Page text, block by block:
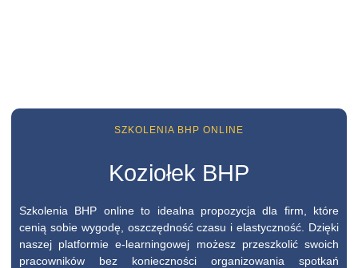
SZKOLENIA BHP ONLINE
Koziołek BHP
Szkolenia BHP online to idealna propozycja dla firm, które
cenią sobie wygodę, oszczędność czasu i elastyczność. Dzięki
naszej platformie e-learningowej możesz przeszkolić swoich
pracowników bez konieczności organizowania spotkań